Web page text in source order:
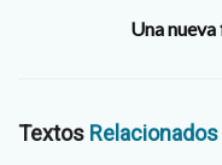
Una
Textos Relacionados